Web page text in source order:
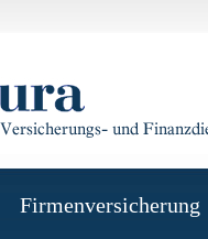
Firmenversicherung